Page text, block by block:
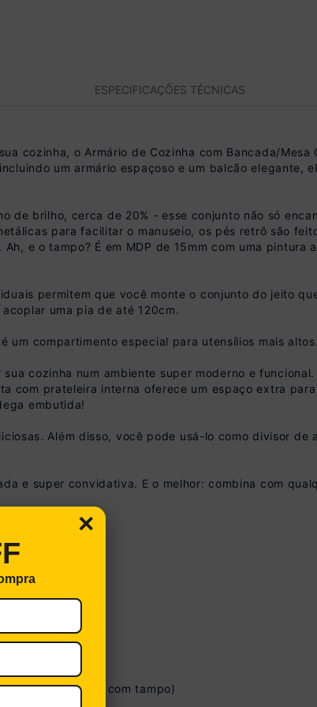
(
% de desconto)
ESPECIFICAÇÕES TÉCNICAS
cozinha, o Armário de Cozinha com Bancada/Mesa
um armário espaçoso e um balcão elegante,
de brilho, cerca de 20% - esse conjunto não só
para facilitar o manuseio, os pés retrô são
e o tampo? É em MDP de 15mm com uma pintura
permitem que você monte o conjunto do jeito
uma pia de até 120cm.
um compartimento especial para utensílios mais
cozinha num ambiente super moderno e funcional.
com prateleira interna oferece um espaço extra
embutida!
Além disso, você pode usá-lo como divisor de
e super convidativa. E o melhor: combina com
e balcão com tampo)
×